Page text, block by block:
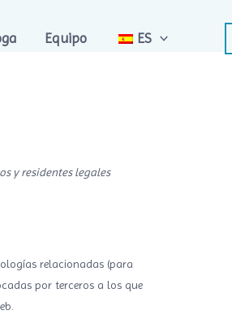
Equipo ES
y residentes legales
relacionadas (para
por terceros a los que